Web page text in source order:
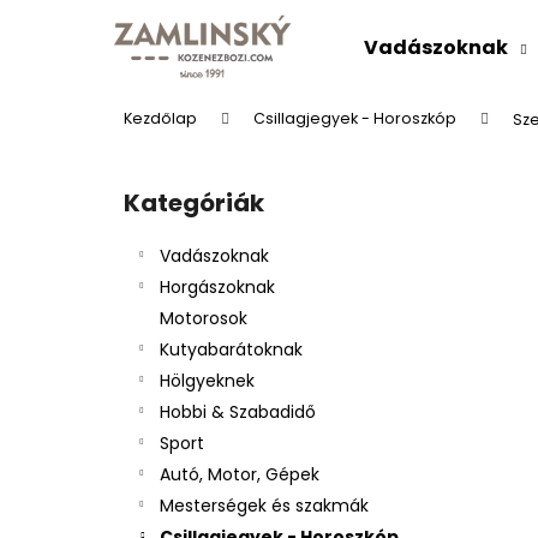
Vadászoknak
Kezdőlap Csillagjegyek - Horoszkóp
Kategóriák
átugrása
Kategóriák
Vadászoknak
Horgászoknak
Motorosok
Kutyabarátoknak
Hölgyeknek
Hobbi & Szabadidő
Sport
Autó, Motor, Gépek
Mesterségek és szakmák
Vissza
Vissza
BŐRÖV "VADÁSZÜDVÖZLET"
Ft9 492